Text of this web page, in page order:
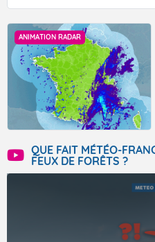
ANIMATION RADAR
QUE FAIT MÉTÉO-
FEUX DE FORÊTS ?